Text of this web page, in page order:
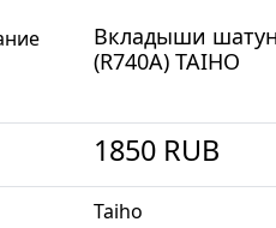
Вкладыши
(R740A) TAIHO
1850 RUB
Taiho